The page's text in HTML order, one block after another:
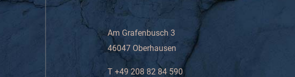
Am Grafenbusch 3
46047 Oberhausen
T +49 208 82 84 590